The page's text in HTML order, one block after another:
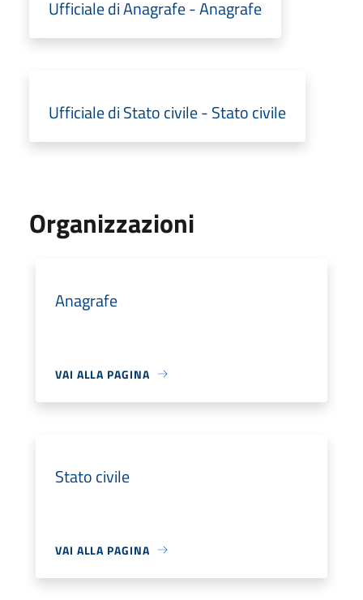
Ufficiale di Anagrafe - Anagrafe
Ufficiale di Stato civile - Stato civile
Organizzazioni
Anagrafe
VAI ALLA PAGINA
Stato civile
VAI ALLA PAGINA